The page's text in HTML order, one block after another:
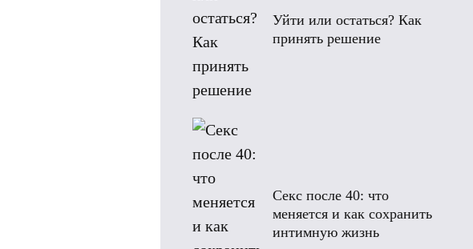
Уйти или остаться? Как
принять решение
Секс после 40: что
меняется и как сохранить
интимную жизнь